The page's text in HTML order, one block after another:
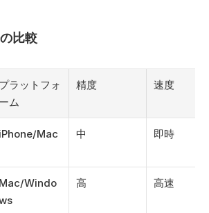
比較
プラットフォ
ーム
精度 速度
iPhone/Mac 中 即時
Mac/Windo
高 高速